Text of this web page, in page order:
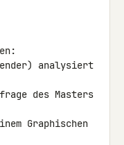
analysiert
des Masters
Graphischen